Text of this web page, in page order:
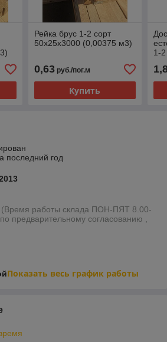
Рейка брус 1-2 сорт
50х25х3000 (0,00375 м3)
0,63руб./пог.м
Купить
1-
последний год
работы склада ПОН-ПЯТ 8.00-
предварительному согласованию ,
Показать весь график работы